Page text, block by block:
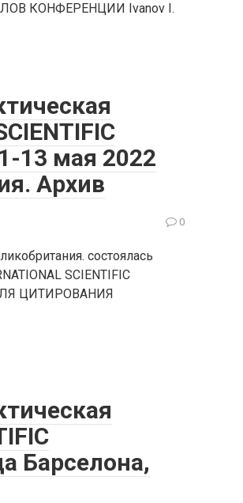
КОНФЕРЕНЦИИ Ivanov I.
13 мая 2022
Архив
0
состоялась
SCIENTIFIC
ЦИТИРОВАНИЯ
Барселона,